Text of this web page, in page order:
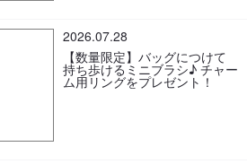
2026.07.28
【数量限定】バッグにつけて
持ち歩けるミニブラシ♪ チャー
ム用リングをプレゼント！